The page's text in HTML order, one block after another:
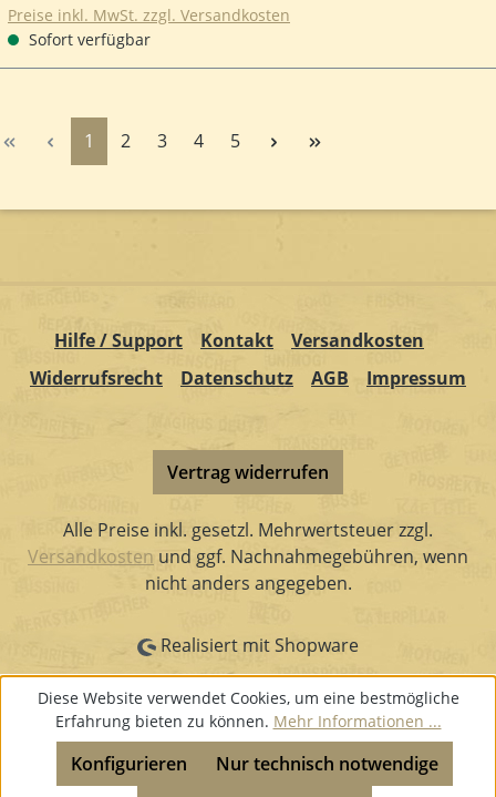
Preise inkl. MwSt. zzgl. Versandkosten
Sofort verfügbar
Seite
1 Seite
2 Seite
3 Seite
4 Seite
5
Hilfe / Support Kontakt
Versandkosten
Widerrufsrecht
Datenschutz AGB Impressum
Vertrag widerrufen
Alle Preise inkl. gesetzl. Mehrwertsteuer zzgl.
Versandkosten und ggf. Nachnahmegebühren, wenn
nicht anders angegeben.
Realisiert mit Shopware
Diese Website verwendet Cookies, um eine bestmögliche
Erfahrung bieten zu können. Mehr Informationen ...
Nur technisch notwendige
Konfigurieren